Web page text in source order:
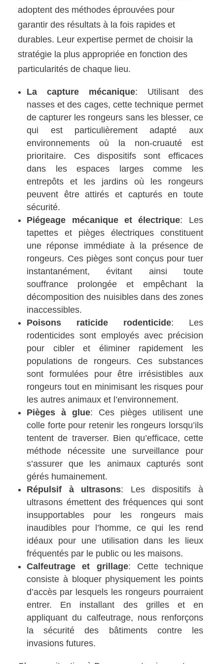
adoptent des méthodes éprouvées pour
garantir des résultats à la fois rapides et
durables. Leur expertise permet de choisir la
stratégie la plus appropriée en fonction des
particularités de chaque lieu.
La capture mécanique: Utilisant des
nasses et des cages, cette technique permet
de capturer les rongeurs sans les blesser, ce
qui est particulièrement adapté aux
environnements où la non-cruauté est
prioritaire. Ces dispositifs sont efficaces
dans les espaces larges comme les
entrepôts et les jardins où les rongeurs
peuvent être attirés et capturés en toute
sécurité.
Piégeage mécanique et électrique: Les
tapettes et pièges électriques constituent
une réponse immédiate à la présence de
rongeurs. Ces pièges sont conçus pour tuer
instantanément, évitant ainsi toute
souffrance prolongée et empêchant la
décomposition des nuisibles dans des zones
inaccessibles.
Poisons raticide rodenticide: Les
rodenticides sont employés avec précision
pour cibler et éliminer rapidement les
populations de rongeurs. Ces substances
sont formulées pour être irrésistibles aux
rongeurs tout en minimisant les risques pour
les autres animaux et l’environnement.
Pièges à glue: Ces pièges utilisent une
colle forte pour retenir les rongeurs lorsqu’ils
tentent de traverser. Bien qu’efficace, cette
méthode nécessite une surveillance pour
s’assurer que les animaux capturés sont
gérés humainement.
Répulsif à ultrasons: Les dispositifs à
ultrasons émettent des fréquences qui sont
insupportables pour les rongeurs mais
inaudibles pour l’homme, ce qui les rend
idéaux pour une utilisation dans les lieux
fréquentés par le public ou les maisons.
Calfeutrage et grillage: Cette technique
consiste à bloquer physiquement les points
d’accès par lesquels les rongeurs pourraient
entrer. En installant des grilles et en
appliquant du calfeutrage, nous renforçons
la sécurité des bâtiments contre les
invasions futures.